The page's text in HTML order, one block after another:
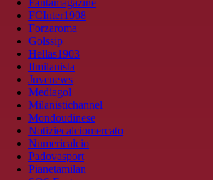
Fantamagazine
FCInter1908
Forzaroma
Golssip
Hellas1903
Ilmilanista
Juvenews
Mediagol
Milanistichannel
Mondoudinese
Notiziecalciomercato
Numericalcio
Padovasport
Pianetamilan